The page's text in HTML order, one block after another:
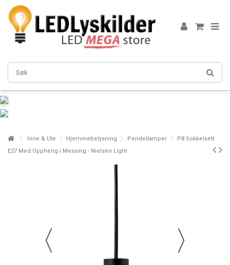
Inne & Ute Hjemmebelysning Pendellamper
P8 Sokkelsett
E27 Med Oppheng i Messing - Nielsen Light